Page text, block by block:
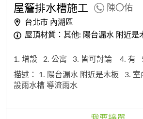
屋簷排水槽施工 陳〇佑
台北市 內湖區
屋頂材質：其他: 陽台漏水 附近是
1. 增設 2. 公寓 3. 皆可討論 4. 有
描述： 1. 陽台漏水 附近是木板
3. 室
設雨水槽 導流雨水